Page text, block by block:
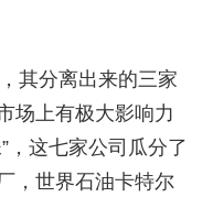
其分离出来的三家
场上有极大影响力
，这七家公司瓜分了
，世界石油卡特尔